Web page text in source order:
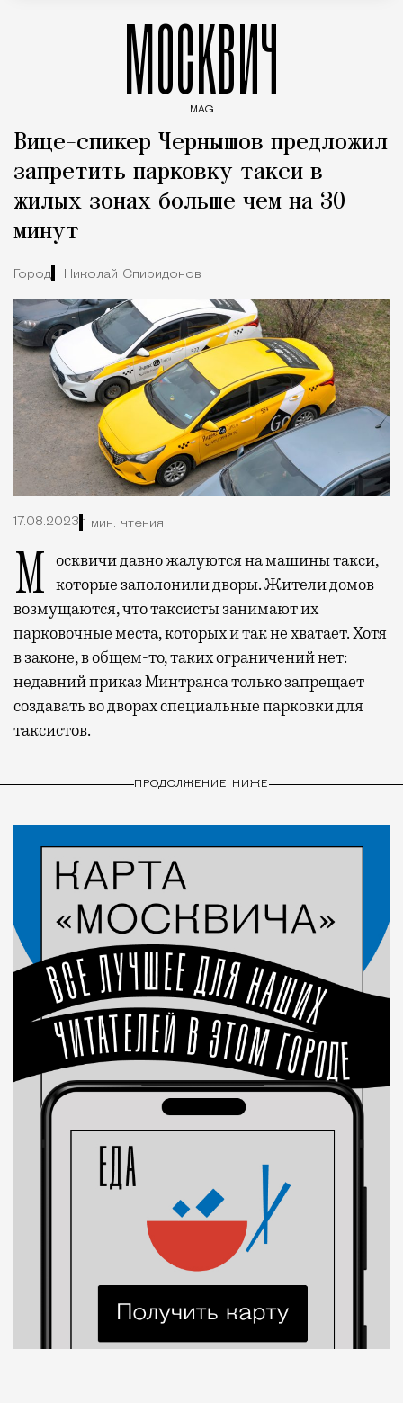
МОСКВИЧ
MAG
Вице-спикер Чернышов предложил
запретить парковку такси в
жилых зонах больше чем на 30
минут
Город Николай Спиридонов
17.08.2023 1 мин. чтения
Москвичи давно жалуются на машины такси, которые заполонили дворы. Жители домов
возмущаются, что таксисты занимают их
парковочные места, которых и так не хватает. Хотя
в законе, в общем-то, таких ограничений нет:
недавний приказ Минтранса только запрещает
создавать во дворах специальные парковки для
таксистов.
ПРОДОЛЖЕНИЕ НИЖЕ